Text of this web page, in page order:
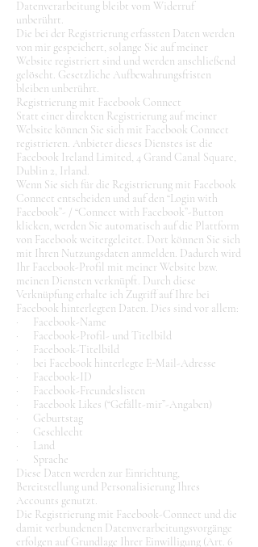
Datenverarbeitung bleibt vom Widerruf
unberührt.
Die bei der Registrierung erfassten Daten werden
von mir gespeichert, solange Sie auf meiner
Website registriert sind und werden anschließend
gelöscht. Gesetzliche Aufbewahrungsfristen
bleiben unberührt.
Registrierung mit Facebook Connect
Statt einer direkten Registrierung auf meiner
Website können Sie sich mit Facebook Connect
registrieren. Anbieter dieses Dienstes ist die
Facebook Ireland Limited, 4 Grand Canal Square,
Dublin 2, Irland.
Wenn Sie sich für die Registrierung mit Facebook
Connect entscheiden und auf den “Login with
Facebook”- / “Connect with Facebook”-Button
klicken, werden Sie automatisch auf die Plattform
von Facebook weitergeleitet. Dort können Sie sich
mit Ihren Nutzungsdaten anmelden. Dadurch wird
Ihr Facebook-Profil mit meiner Website bzw.
meinen Diensten verknüpft. Durch diese
Verknüpfung erhalte ich Zugriff auf Ihre bei
Facebook hinterlegten Daten. Dies sind vor allem:
· Facebook-Name
· Facebook-Profil- und Titelbild
· Facebook-Titelbild
· bei Facebook hinterlegte E-Mail-Adresse
· Facebook-ID
· Facebook-Freundeslisten
· Facebook Likes (“Gefällt-mir”-Angaben)
· Geburtstag
· Geschlecht
· Land
· Sprache
Diese Daten werden zur Einrichtung,
Bereitstellung und Personalisierung Ihres
Accounts genutzt.
Die Registrierung mit Facebook-Connect und die
damit verbundenen Datenverarbeitungsvorgänge
erfolgen auf Grundlage Ihrer Einwilligung (Art. 6